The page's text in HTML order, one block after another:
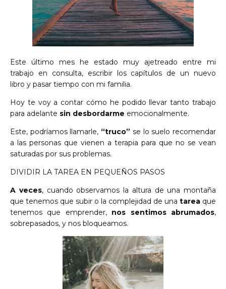
Este último mes he estado muy ajetreado entre mi
trabajo en consulta, escribir los capítulos de un nuevo
libro y pasar tiempo con mi familia.
Hoy te voy a contar cómo he podido llevar tanto trabajo
para adelante sin desbordarme emocionalmente.
Este, podríamos llamarle, “truco” se lo suelo recomendar
a las personas que vienen a terapia para que no se vean
saturadas por sus problemas.
DIVIDIR LA TAREA EN PEQUEÑOS PASOS
A veces, cuando observamos la altura de una montaña
que tenemos que subir o la complejidad de una tarea que
tenemos que emprender, nos sentimos abrumados,
sobrepasados, y nos bloqueamos.